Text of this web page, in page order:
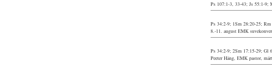
Ps 107:1-3, 33-43; Js 55:1-9;
Ps 34:2-9; 1Sm 28:20-25;
8.-11. august EMK
Ps 34:2-9; 2Sm 17:15-29; Gl
Peeter Häng, EMK pastor,